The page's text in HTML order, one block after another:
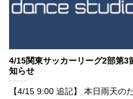
4/15関東サッカーリーグ2部第3
知らせ
【4/15 9:00 追記】 本日雨天の